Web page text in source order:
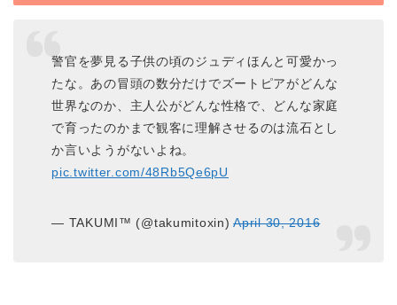
警官を夢見る子供の頃のジュディほんと可愛かっ
たな。あの冒頭の数分だけでズートピアがどんな
世界なのか、主人公がどんな性格で、どんな家庭
で育ったのかまで観客に理解させるのは流石とし
か言いようがないよね。
pic.twitter.com/48Rb5Qe6pU
— TAKUMI™ (@takumitoxin)April 30, 2016